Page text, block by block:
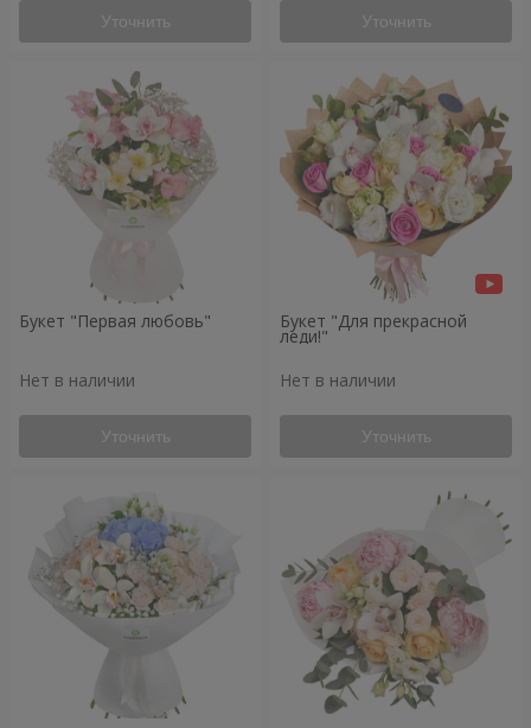
Уточнить Уточнить
Букет "Первая любовь"
Нет в наличии
Уточнить
Букет "Для прекрасной
леди!"
Нет в наличии
Уточнить